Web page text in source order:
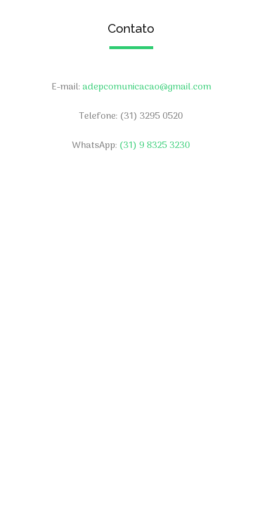
Contato
E-mail:adepcomunicacao@gmail.com
Telefone: (31) 3295 0520
WhatsApp: (31) 9 8325 3230